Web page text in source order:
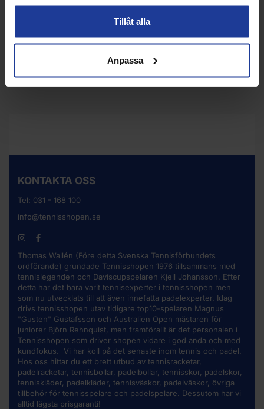
Tillåt alla
Anpassa
KONTAKTA OSS
Tel: 031 - 168 100
info@tennisshopen.se
Thomas Wallén (Före detta Svenska Tennisförbundets
ordförande) grundade Tennisshopen 1976 tillsammans med
tennislegenden och Daviscupspelaren Kjell Johansson. Efter
detta har det bara varit tennisexperter i tennisshopen men
som nu utvecklats till att även innefatta padelexperter. Idag
drivs tennisshopen utav tidigare top10-spelaren Magnus
"Gusten" Gustafsson och Australien Open mästaren för
juniorer Björn Rehnquist, men framförallt är det personalen i
Tennisshopen som driver shopen vidare i god anda och med
kundfokus. Vi har koll på det senaste inom tennis och padel.
Hos oss hittar du ett brett utbud av tennisracketar,
padelracketar, tennisbollar, padelbollar, tennisskor, padelskor,
tenniskläder, padelkläder, tennisväskor, padelväskor, övriga
tillbehör för tennisspelare och padelspelare. Dessutom har vi
alltid lägsta prisgaranti!